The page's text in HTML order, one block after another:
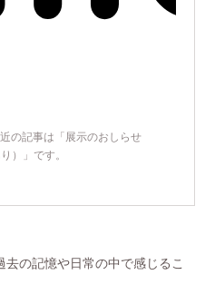
の記事は「展示のおしらせ
）」です。
の記憶や日常の中で感じるこ